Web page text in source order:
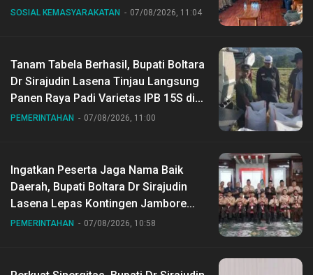
SOSIAL KEMASYARAKATAN 07/08/2026, 11:04
Tanam Tabela Berhasil, Bupati Boltara
Dr Sirajudin Lasena Tinjau Langsung
Panen Raya Padi Varietas IPB 15S di
Desa Gihang
PEMERINTAHAN 07/08/2026, 11:00
Ingatkan Peserta Jaga Nama Baik
Daerah, Bupati Boltara Dr Sirajudin
Lasena Lepas Kontingen Jambore
Nasional ke XII di Buperta Cibubur
PEMERINTAHAN 07/08/2026, 10:58